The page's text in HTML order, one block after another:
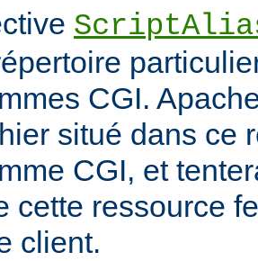
CGI.
situé dans ce
CGI, et
cette ressource
client.